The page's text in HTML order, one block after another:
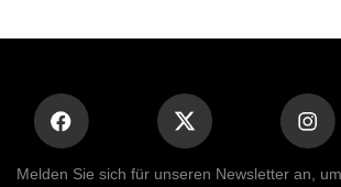
Melden Sie sich für unseren Newsletter an,